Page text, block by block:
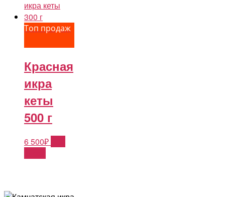
Топ продаж
Красная
икра
кеты
500 г
6 500₽